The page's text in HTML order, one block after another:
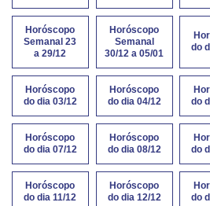
Horóscopo
Semanal 23
a 29/12
Horóscopo
Semanal
30/12 a 05/01
do
Horóscopo
do dia 03/12
Horóscopo
do dia 04/12
do
Horóscopo
do dia 07/12
Horóscopo
do dia 08/12
do
Horóscopo
do dia 11/12
Horóscopo
do dia 12/12
do